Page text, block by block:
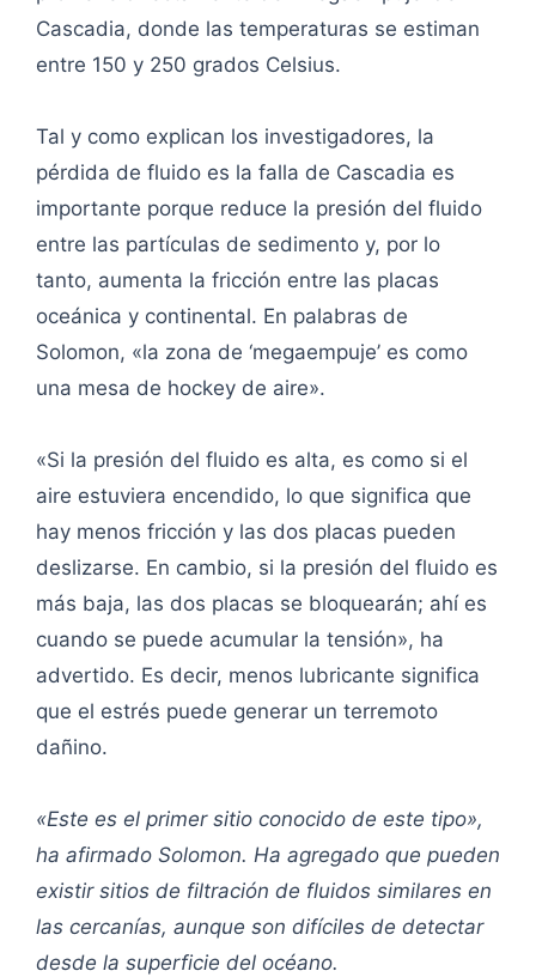
Cascadia, donde las temperaturas se estiman
entre 150 y 250 grados Celsius.
Tal y como explican los investigadores, la
pérdida de fluido es la falla de Cascadia es
importante porque reduce la presión del fluido
entre las partículas de sedimento y, por lo
tanto, aumenta la fricción entre las placas
oceánica y continental. En palabras de
Solomon, «la zona de ‘megaempuje’ es como
una mesa de hockey de aire».
«Si la presión del fluido es alta, es como si el
aire estuviera encendido, lo que significa que
hay menos fricción y las dos placas pueden
deslizarse. En cambio, si la presión del fluido es
más baja, las dos placas se bloquearán; ahí es
cuando se puede acumular la tensión», ha
advertido. Es decir, menos lubricante significa
que el estrés puede generar un terremoto
dañino.
«Este es el primer sitio conocido de este tipo»,
ha afirmado Solomon. Ha agregado que pueden
existir sitios de filtración de fluidos similares en
las cercanías, aunque son difíciles de detectar
desde la superficie del océano.